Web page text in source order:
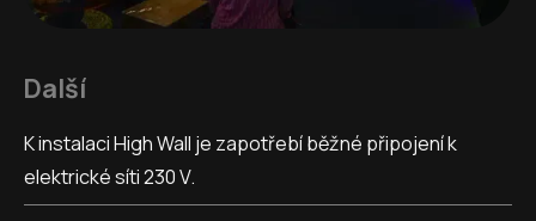
Další
K instalaci High Wall je zapotřebí běžné připojení k
elektrické síti 230 V.